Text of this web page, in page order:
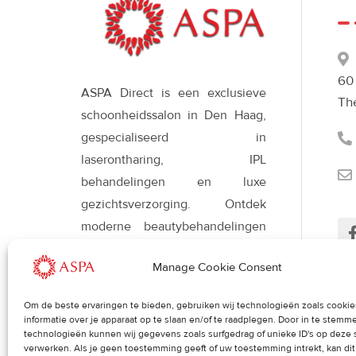
Manage Cookie Consent
Om de beste ervaringen te bieden, gebruiken wij technologieën zoals
informatie over je apparaat op te slaan en/of te raadplegen. Door in te
technologieën kunnen wij gegevens zoals surfgedrag of unieke ID's op deze
verwerken. Als je geen toestemming geeft of uw toestemming intrekt, kan
ASPA Direct is een exclusieve
schoonheidssalon in Den Haag,
gespecialiseerd in
laserontharing, IPL
behandelingen en luxe
gezichtsverzorging. Ontdek
moderne beautybehandelingen
een stralende, gezonde huid en